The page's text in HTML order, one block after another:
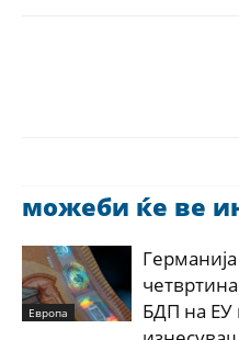
можеби ќе ве
Европа
БДП на ЕУ